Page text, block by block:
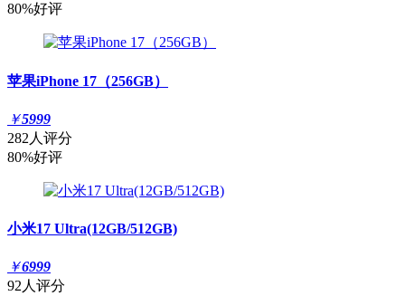
80%好评
苹果iPhone 17（256GB）
￥5999
282人评分
80%好评
小米17 Ultra(12GB/512GB)
￥6999
92人评分